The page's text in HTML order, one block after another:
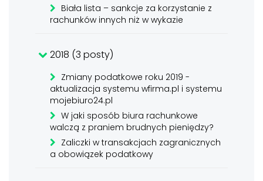
Biała lista – sankcje za korzystanie z
rachunków innych niż w wykazie
2018 (3 posty)
Zmiany podatkowe roku 2019 -
aktualizacja systemu wfirma.pl i systemu
mojebiuro24.pl
W jaki sposób biura rachunkowe
walczą z praniem brudnych pieniędzy?
Zaliczki w transakcjach zagranicznych
a obowiązek podatkowy